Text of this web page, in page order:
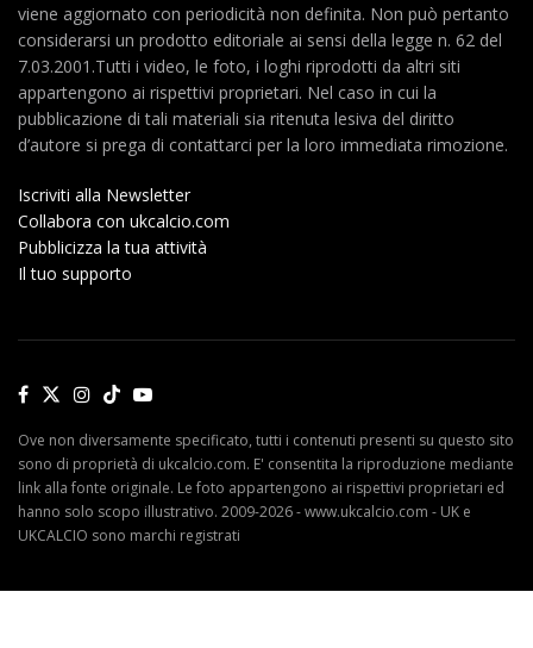
viene aggiornato con periodicità non definita. Non può pertanto
considerarsi un prodotto editoriale ai sensi della legge n. 62 del
7.03.2001.Tutti i video, le foto, i loghi riprodotti da altri siti
appartengono ai rispettivi proprietari. Nel caso in cui la
pubblicazione di tali materiali sia ritenuta lesiva del diritto
d’autore si prega di contattarci per la loro immediata rimozione.
Iscriviti alla Newsletter
Collabora con ukcalcio.com
Pubblicizza la tua attività
Il tuo supporto
Ove non diversamente specificato, tutti i contenuti presenti su questo sito
sono di proprietà di ukcalcio.com. E' consentita la riproduzione mediante
link alla fonte originale. Le foto appartengono ai rispettivi proprietari ed
hanno solo scopo illustrativo. 2009-2026 - www.ukcalcio.com - UK e
UKCALCIO sono marchi registrati